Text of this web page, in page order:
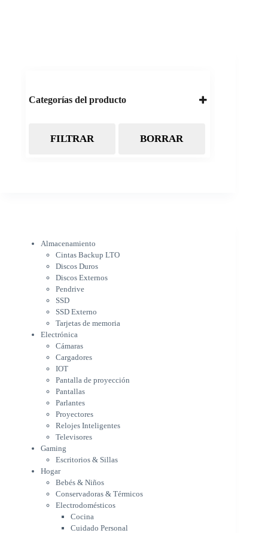
Categorías del producto
Almacenamiento
Cámaras
Cargadores
IOT
Pantalla de proyección
Pantallas
Proyectores
Relojes Inteligentes
Televisores
Gaming
Escritorios & Sillas
Hogar
Bebés & Niños
Conservadoras & Térmicos
Electrodomésticos
Cocina
Cuidado Personal
Limpieza & Organización
Equipos de oficina
Herramientas & Utilidad
Impresoras
A chorro
Etiqueta & Ticket
Formato Ancho & Plotters
FILTRAR BORRAR
Almacenamiento
Cintas Backup LTO
Discos Duros
Discos Externos
Pendrive
SSD
SSD Externo
Tarjetas de memoria
Electrónica
Cámaras
Cargadores
IOT
Pantalla de proyección
Pantallas
Parlantes
Proyectores
Relojes Inteligentes
Televisores
Gaming
Escritorios & Sillas
Hogar
Bebés & Niños
Conservadoras & Térmicos
Electrodomésticos
Cocina
Cuidado Personal